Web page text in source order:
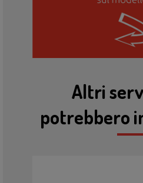
Altri
potrebbero